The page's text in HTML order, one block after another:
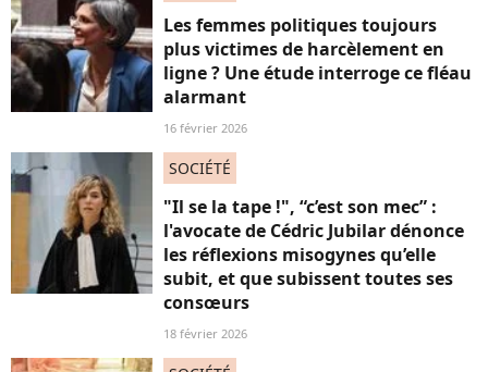
Les femmes politiques toujours
plus victimes de harcèlement en
ligne ? Une étude interroge ce fléau
alarmant
16 février 2026
SOCIÉTÉ
"Il se la tape !", “c’est son mec” :
l'avocate de Cédric Jubilar dénonce
les réflexions misogynes qu’elle
subit, et que subissent toutes ses
consœurs
18 février 2026